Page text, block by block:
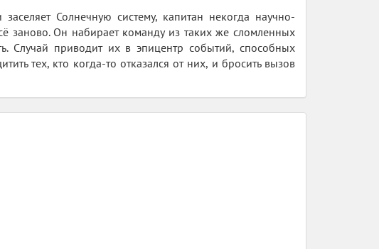
Солнечную систему, капитан некогда научно-
заново. Он набирает команду из таких же сломленных
Случай приводит их в эпицентр событий, способных
тех, кто когда-то отказался от них, и бросить вызов